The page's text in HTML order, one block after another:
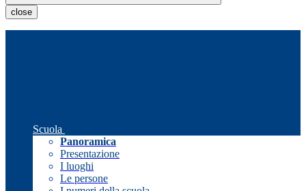
close
Scuola
Panoramica
Presentazione
I luoghi
Le persone